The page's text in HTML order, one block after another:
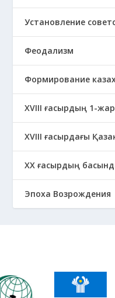
Установление
Феодализм
Формирование
ХVIII ғасырдың 1-
ХVІІІ ғасырдағы
ХХ ғасырдың
Эпоха Возрождения